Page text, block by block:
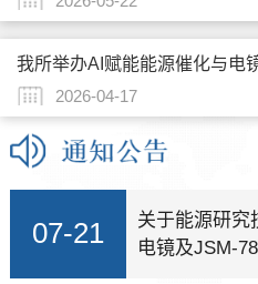
我所举办AI赋能能源催化与电
2026-04-17
07-21
关于能源研究
电镜及JSM-